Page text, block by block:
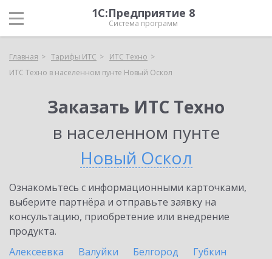
1С:Предприятие 8
Система программ
Главная Тарифы ИТС
ИТС Техно
ИТС Техно в населенном пунте Новый Оскол
Заказать ИТС Техно
в населенном пунте
Новый Оскол
Ознакомьтесь с информационными карточками,
выберите партнёра и отправьте заявку на
консультацию, приобретение или внедрение
продукта.
Алексеевка
Валуйки Белгород
Губкин